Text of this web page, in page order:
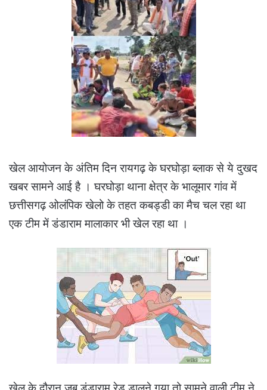
खेल आयोजन के अंतिम दिन रायगढ़ के घरघोड़ा ब्लाक से ये दुखद
खबर सामने आई है । घरघोड़ा थाना क्षेत्र के भालूमार गांव में
छत्तीसगढ़ ओलंपिक खेलो के तहत कबड्डी का मैच चल रहा था
एक टीम में डंडाराम मालाकार भी खेल रहा था ।